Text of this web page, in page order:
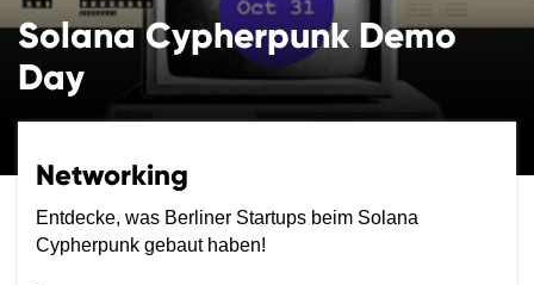
Solana Cypherpunk Demo
Day
Networking
Entdecke, was Berliner Startups beim Solana
Cypherpunk gebaut haben!